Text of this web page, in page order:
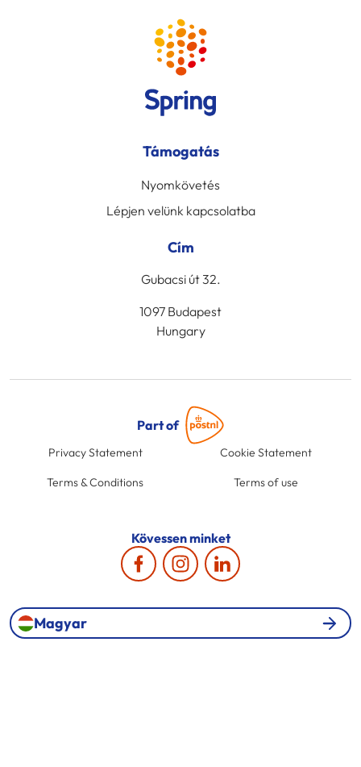
Támogatás
Nyomkövetés
Lépjen velünk kapcsolatba
Cím
Gubacsi út 32.
1097 Budapest
Hungary
Part of
Privacy Statement Cookie Statement
Terms & Conditions Terms of use
Kövessen minket
Magyar